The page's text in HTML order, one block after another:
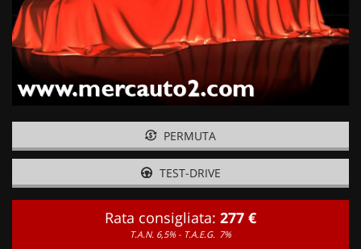
PERMUTA
TEST-DRIVE
Rata consigliata: 277 €
T.A.N. 6,5% - T.A.E.G. 7%